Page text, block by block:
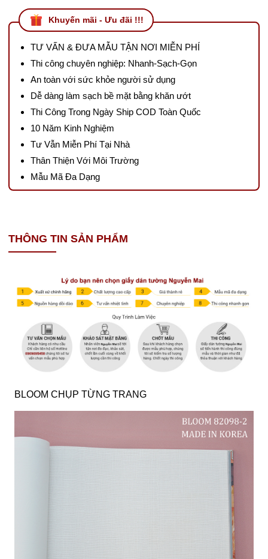
Khuyến mãi - Ưu đãi !!!
TƯ VẤN & ĐƯA MẪU TẬN NƠI MIỄN PHÍ
Thi công chuyên nghiệp: Nhanh-Sạch-Gọn
An toàn với sức khỏe người sử dụng
Dễ dàng làm sạch bề mặt bằng khăn ướt
Thi Công Trong Ngày Ship COD Toàn Quốc
10 Năm Kinh Nghiệm
Tư Vẫn Miễn Phí Tại Nhà
Thân Thiện Với Môi Trường
Mẫu Mã Đa Dạng
THÔNG TIN SẢN PHẨM
BLOOM CHỤP TỪNG TRANG